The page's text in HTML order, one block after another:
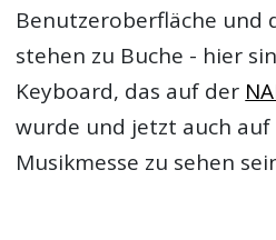
Benutzeroberfläche und
stehen zu Buche - hier
Keyboard, das auf der
wurde und jetzt auch
Musikmesse zu sehen